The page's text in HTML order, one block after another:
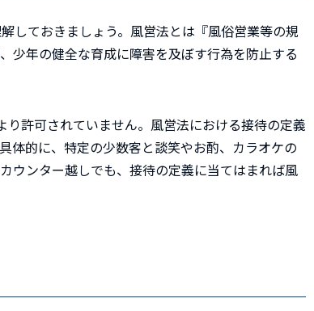
しておきましょう。 風営法とは『風俗営業等の規
少年の健全な育成に障害を及ぼす行為を防止する
許可されていません。風営法における接待の定義
体的に、特定の少数客と談笑やお酌、カラオケの
ウンター越しでも、接待の定義に当てはまれば風